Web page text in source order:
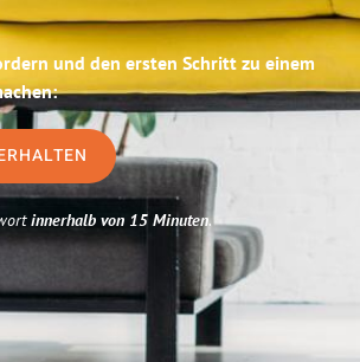
und den ersten Schritt zu einem
innerhalb von 15 Minuten.